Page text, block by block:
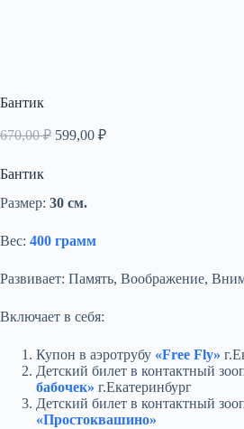
Бантик
670,00₽ Первоначальная
599,00 ₽Текущая
Бантик
Размер: 30 см.
Вес: 400 грамм
Развивает: Память, Воображение,
Включает в себя:
Купон в аэротрубу «Free Fly»
Детский билет в контактный
бабочек» г.Екатеринбург
Детский билет в контактный
«Простоквашино»